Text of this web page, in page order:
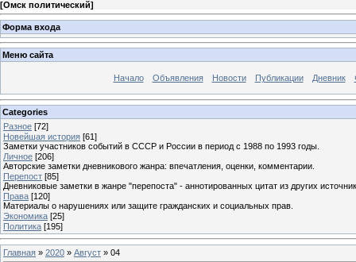
[Омск политический]
Форма входа
Меню сайта
Начало Объявления Новости Публикации Дневник
Categories
Разное [72]
Новейшая история [61]
Заметки участников событий в СССР и России в период с 1988 по 1993 годы.
Личное [206]
Авторские заметки дневникового жанра: впечатления, оценки, комментарии.
Перепост [85]
Дневниковые заметки в жанре "перепоста" - аннотированных цитат из других
Права [120]
Материалы о нарушениях или защите гражданских и социальных прав.
Экономика [25]
Политика [195]
Главная » 2020 » Август » 04